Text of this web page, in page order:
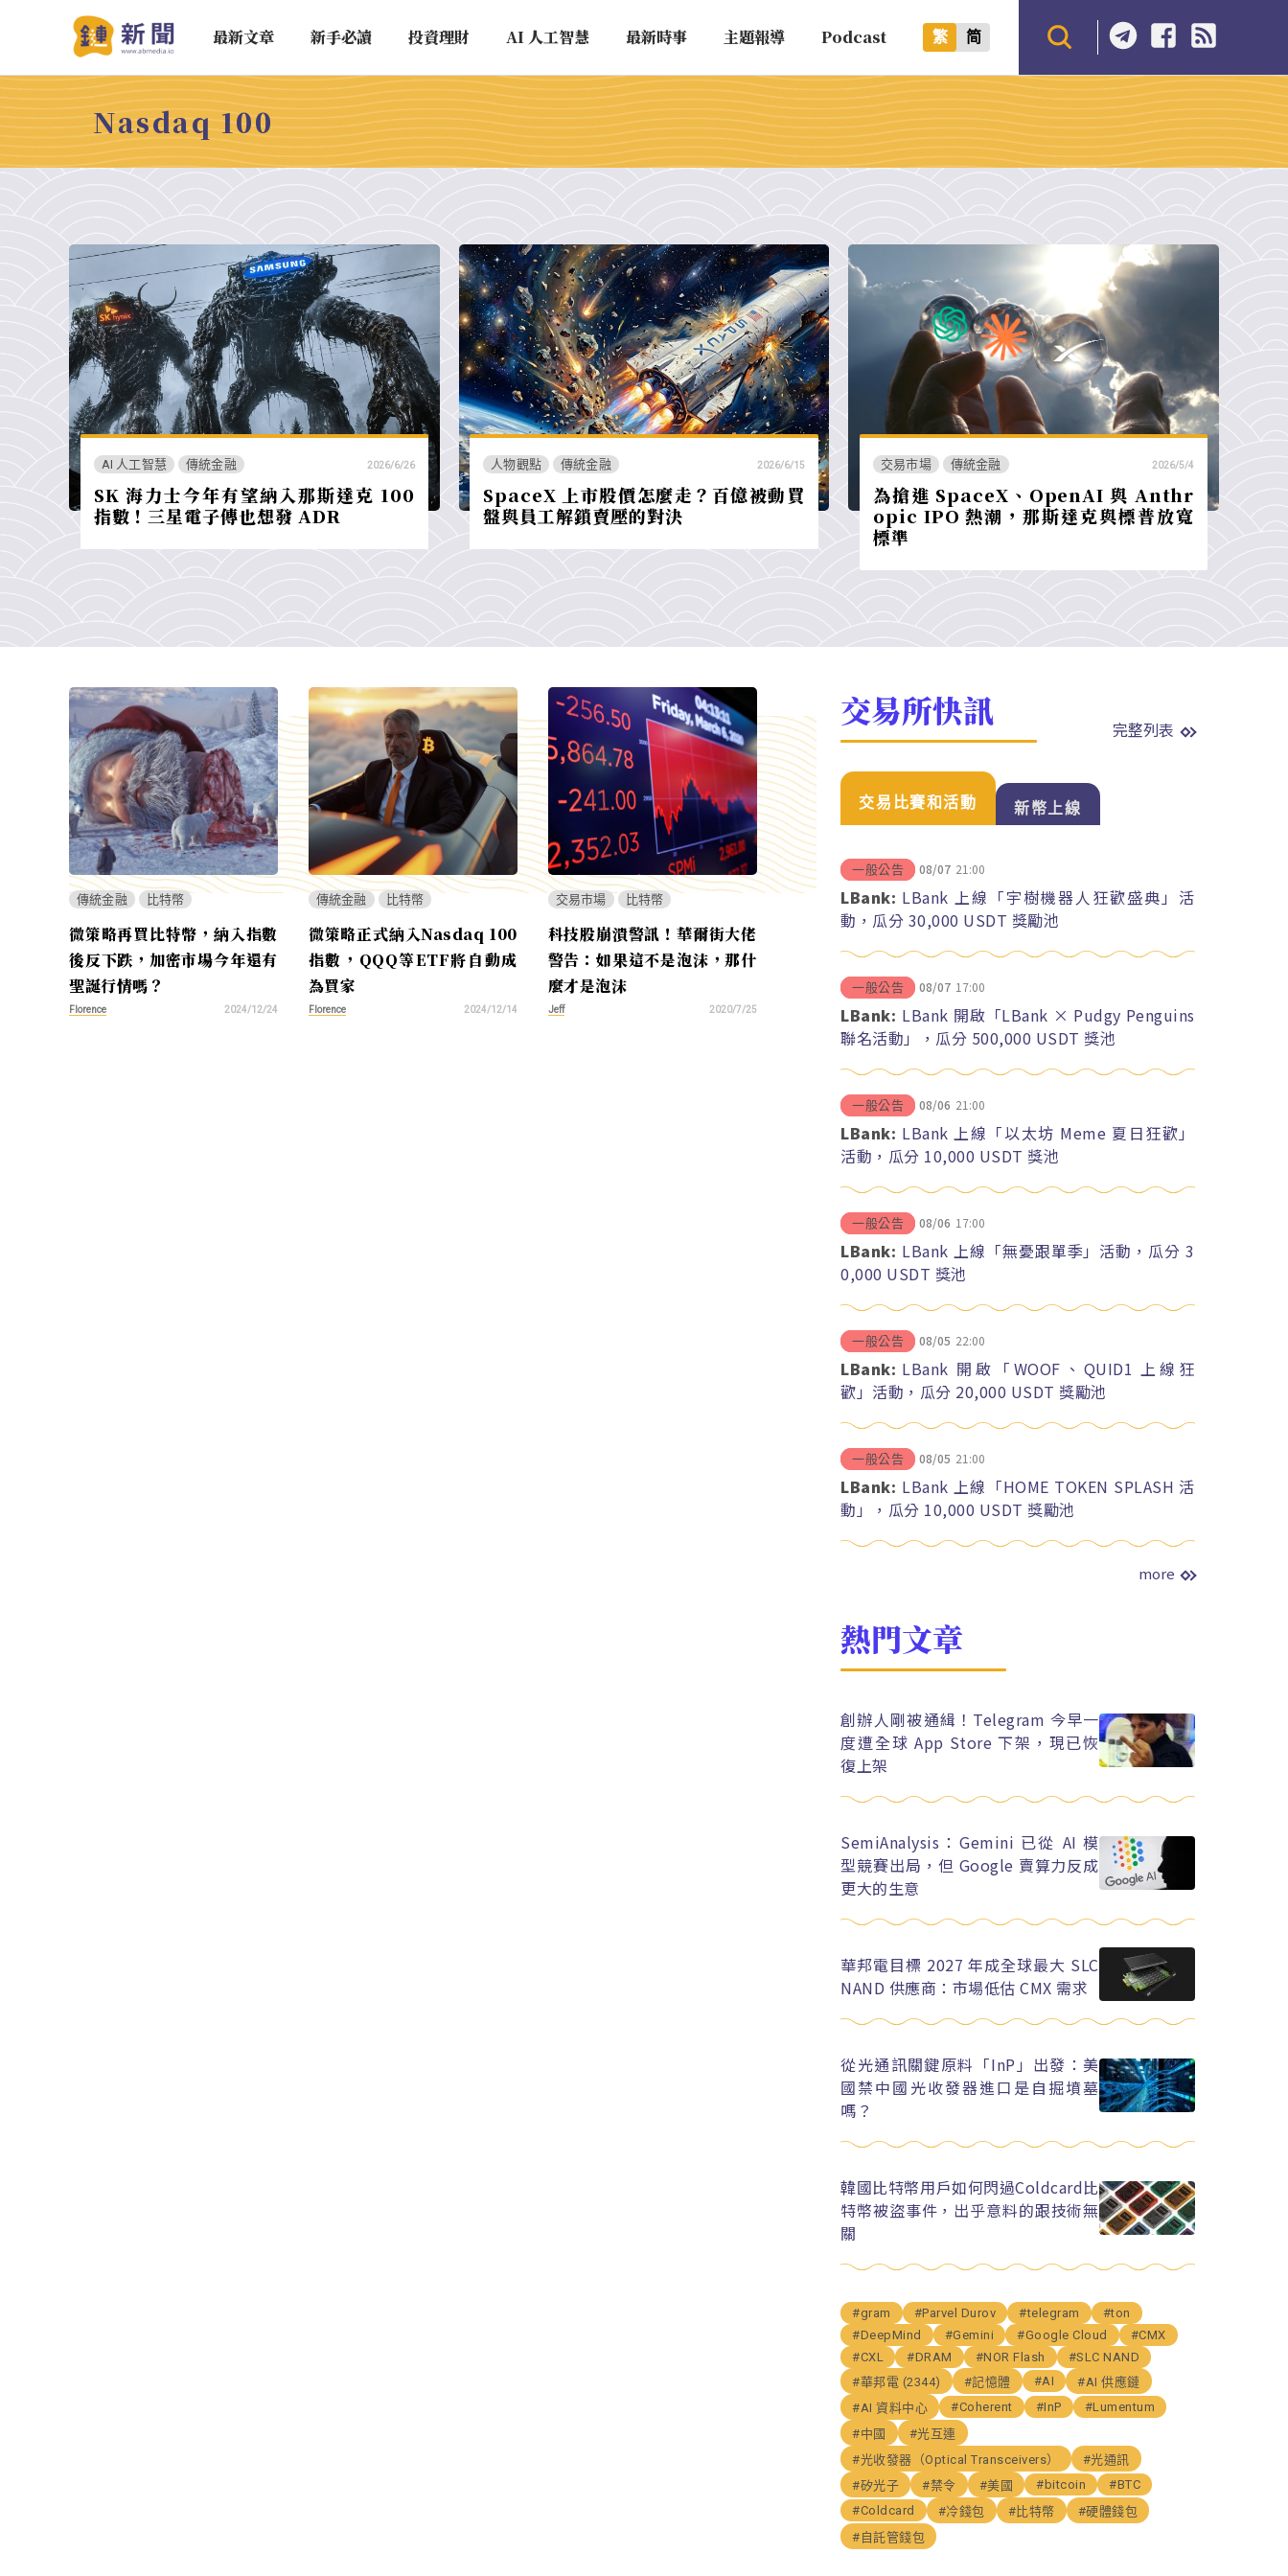
最新文章 新手必讀 投資理財 AI 人工智慧 最新時事 主題報導 Podcast 繁 简
Nasdaq 100
AI 人工智慧 傳統金融 2026/6/26
SK 海力士今年有望納入那斯達克 100
指數！三星電子傳也想發 ADR
人物觀點 傳統金融 2026/6/15
SpaceX 上市股價怎麼走？百億被動買
盤與員工解鎖賣壓的對決
交易市場 傳統金融 2026/5/4
為搶進 SpaceX、OpenAI 與 Anthr
opic IPO 熱潮，那斯達克與標普放寬
標準
傳統金融 比特幣
微策略再買比特幣，納入指數
後反下跌，加密市場今年還有
聖誕行情嗎？
Florence 2024/12/24
傳統金融 比特幣
微策略正式納入Nasdaq 100
指數，QQQ等ETF將自動成
為買家
Florence 2024/12/14
交易市場 比特幣
科技股崩潰警訊！華爾街大佬
警告：如果這不是泡沫，那什
麼才是泡沫
Jeff 2020/7/25
交易所快訊 完整列表
交易比賽和活動 新幣上線
一般公告 08/07 21:00
LBank: LBank 上線「宇樹機器人狂歡盛典」活
動，瓜分 30,000 USDT 獎勵池
一般公告 08/07 17:00
LBank: LBank 開啟「LBank × Pudgy Penguins
聯名活動」，瓜分 500,000 USDT 獎池
一般公告 08/06 21:00
LBank: LBank 上線「以太坊 Meme 夏日狂歡」
活動，瓜分 10,000 USDT 獎池
一般公告 08/06 17:00
LBank: LBank 上線「無憂跟單季」活動，瓜分 3
0,000 USDT 獎池
一般公告 08/05 22:00
LBank: LBank 開啟「WOOF、QUID1 上線狂
歡」活動，瓜分 20,000 USDT 獎勵池
一般公告 08/05 21:00
LBank: LBank 上線「HOME TOKEN SPLASH 活
動」，瓜分 10,000 USDT 獎勵池
more
熱門文章
創辦人剛被通緝！Telegram 今早一
度遭全球 App Store 下架，現已恢
復上架
SemiAnalysis：Gemini 已從 AI 模
型競賽出局，但 Google 賣算力反成
更大的生意
華邦電目標 2027 年成全球最大 SLC
NAND 供應商：市場低估 CMX 需求
從光通訊關鍵原料「InP」出發：美
國禁中國光收發器進口是自掘墳墓
嗎？
韓國比特幣用戶如何閃過Coldcard比
特幣被盜事件，出乎意料的跟技術無
關
#gram #Parvel Durov #telegram
#ton
#DeepMind
#Gemini #Google Cloud
#CMX
#CXL
#DRAM #NOR Flash
#SLC NAND
#華邦電 (2344)
#記憶體 #AI
#AI 供應鏈
#AI 資料中心
#Coherent #InP
#Lumentum
#中國
#光互連
#光收發器（Optical Transceivers）
#光通訊
#矽光子
#禁令 #美國 #bitcoin
#BTC
#Coldcard
#冷錢包 #比特幣
#硬體錢包
#自託管錢包